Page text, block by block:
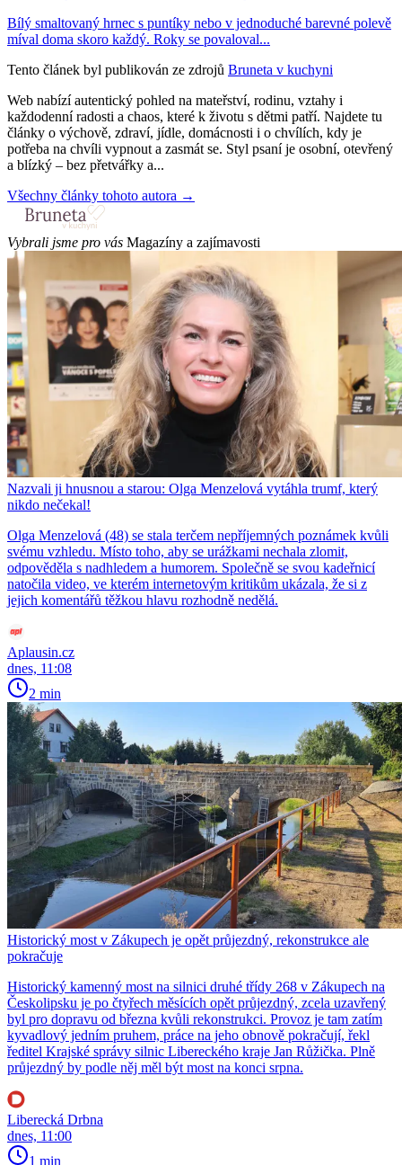
Bílý smaltovaný hrnec s puntíky nebo v jednoduché barevné polevě
míval doma skoro každý. Roky se povaloval...
Tento článek byl publikován ze zdrojů Bruneta v kuchyni
Web nabízí autentický pohled na mateřství, rodinu, vztahy i
každodenní radosti a chaos, které k životu s dětmi patří. Najdete tu
články o výchově, zdraví, jídle, domácnosti i o chvílích, kdy je
potřeba na chvíli vypnout a zasmát se. Styl psaní je osobní, otevřený
a blízký – bez přetvářky a...
Všechny články tohoto autora →
Vybrali jsme pro vás Magazíny a zajímavosti
Nazvali ji hnusnou a starou: Olga Menzelová vytáhla trumf, který
nikdo nečekal!
Olga Menzelová (48) se stala terčem nepříjemných poznámek kvůli
svému vzhledu. Místo toho, aby se urážkami nechala zlomit,
odpověděla s nadhledem a humorem. Společně se svou kadeřnicí
natočila video, ve kterém internetovým kritikům ukázala, že si z
jejich komentářů těžkou hlavu rozhodně nedělá.
Aplausin.cz
dnes, 11:08
2 min
Historický most v Zákupech je opět průjezdný, rekonstrukce ale
pokračuje
Historický kamenný most na silnici druhé třídy 268 v Zákupech na
Českolipsku je po čtyřech měsících opět průjezdný, zcela uzavřený
byl pro dopravu od března kvůli rekonstrukci. Provoz je tam zatím
kyvadlový jedním pruhem, práce na jeho obnově pokračují, řekl
ředitel Krajské správy silnic Libereckého kraje Jan Růžička. Plně
průjezdný by podle něj měl být most na konci srpna.
Liberecká Drbna
dnes, 11:00
1 min